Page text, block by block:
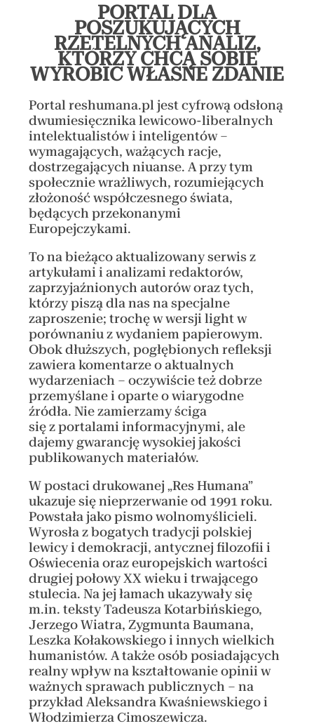
PORTAL DLA
POSZUKUJĄCYCH
RZETELNYCH ANALIZ,
KTÓRZY CHCĄ SOBIE
WYROBIĆ WŁASNE ZDANIE
Portal reshumana.pl jest cyfrową odsłoną
dwumiesięcznika lewicowo-liberalnych
intelektualistów i inteligentów –
wymagających, ważących racje,
dostrzegających niuanse. A przy tym
społecznie wrażliwych, rozumiejących
złożoność współczesnego świata,
będących przekonanymi
Europejczykami.
To na bieżąco aktualizowany serwis z
artykułami i analizami redaktorów,
zaprzyjaźnionych autorów oraz tych,
którzy piszą dla nas na specjalne
zaproszenie; trochę w wersji light w
porównaniu z wydaniem papierowym.
Obok dłuższych, pogłębionych refleksji
zawiera komentarze o aktualnych
wydarzeniach – oczywiście też dobrze
przemyślane i oparte o wiarygodne
źródła. Nie zamierzamy ściga
się z portalami informacyjnymi, ale
dajemy gwarancję wysokiej jakości
publikowanych materiałów.
W postaci drukowanej „Res Humana”
ukazuje się nieprzerwanie od 1991 roku.
Powstała jako pismo wolnomyślicieli.
Wyrosła z bogatych tradycji polskiej
lewicy i demokracji, antycznej filozofii i
Oświecenia oraz europejskich wartości
drugiej połowy XX wieku i trwającego
stulecia. Na jej łamach ukazywały się
m.in. teksty Tadeusza Kotarbińskiego,
Jerzego Wiatra, Zygmunta Baumana,
Leszka Kołakowskiego i innych wielkich
humanistów. A także osób posiadających
realny wpływ na kształtowanie opinii w
ważnych sprawach publicznych – na
przykład Aleksandra Kwaśniewskiego i
Włodzimierza Cimoszewicza.